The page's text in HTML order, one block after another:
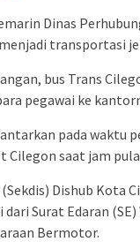
Dinas
transportasi
bus Trans
pegawai ke
pada waktu
Cilegon saat jam
Dishub Kota
Surat Edaran
Bermotor.